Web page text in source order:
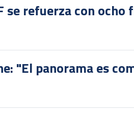
se refuerza con
"El panorama es